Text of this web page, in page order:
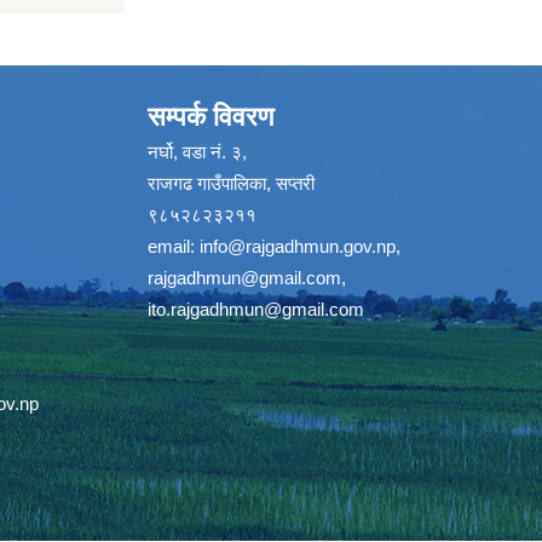
सम्पर्क विवरण
नर्घो, वडा नं. ३,
राजगढ गाउँपालिका, सप्तरी
९८५२८२३२११
email: info@rajgadhmun.gov.np,
rajgadhmun@gmail.com,
ito.rajgadhmun@gmail.com